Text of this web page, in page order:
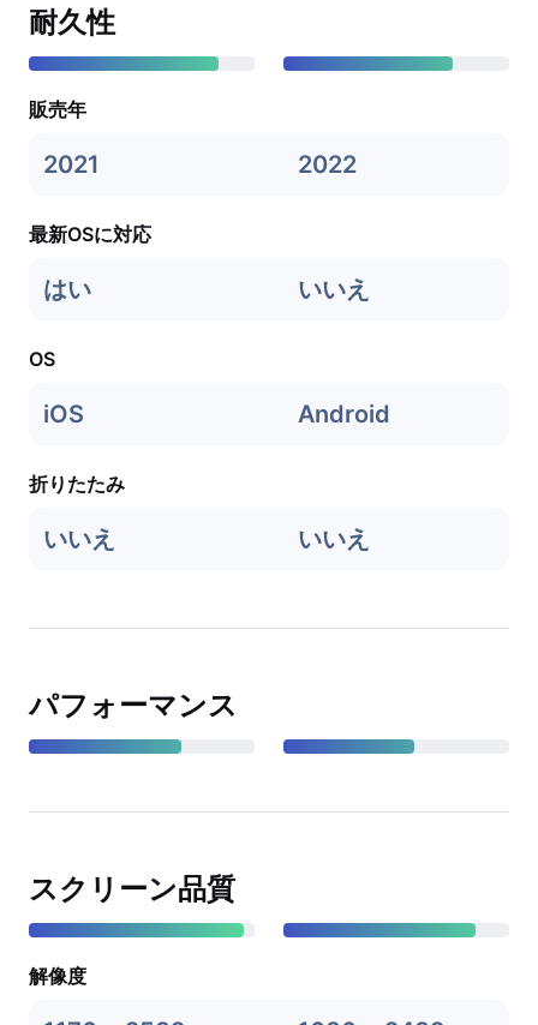
耐久性
販売年
2021 2022
最新OSに対応
はい いいえ
OS
iOS Android
折りたたみ
いいえ いいえ
パフォーマンス
スクリーン品質
解像度